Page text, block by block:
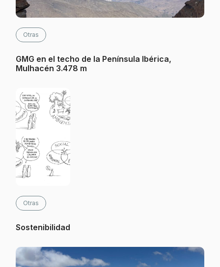
Otras
GMG en el techo de la Península Ibérica,
Mulhacén 3.478 m
Otras
Sostenibilidad